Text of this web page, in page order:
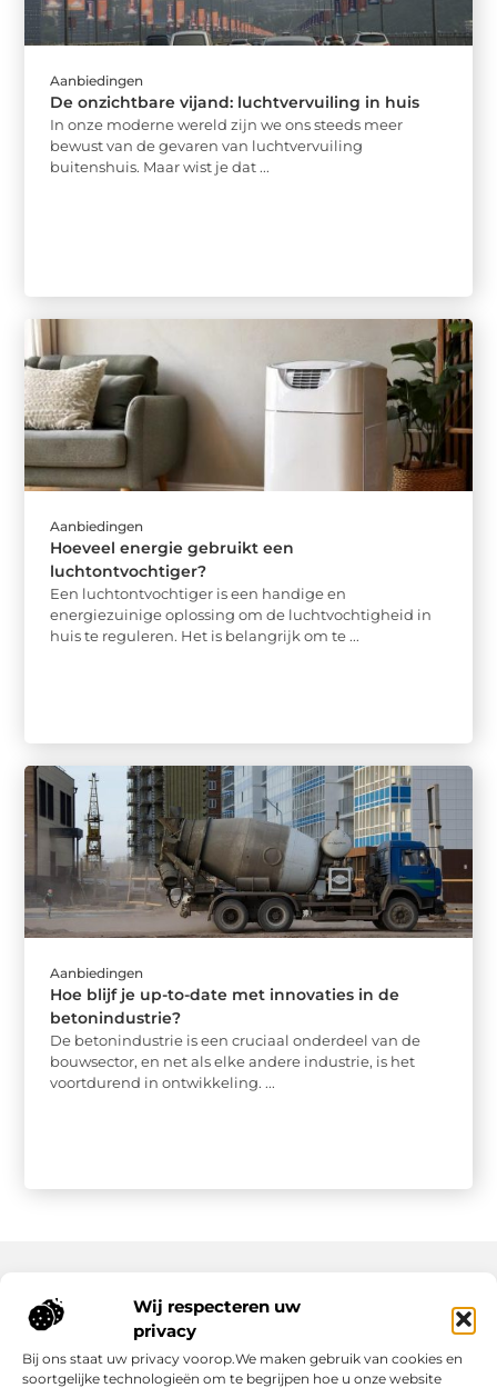
Wij respecteren uw
privacy
Bij ons staat uw privacy voorop.We maken gebruik van cookies en
soortgelijke technologieën om te begrijpen hoe u onze website
Aanbiedingen
De onzichtbare vijand: luchtvervuiling in huis
In onze moderne wereld zijn we ons steeds meer
bewust van de gevaren van luchtvervuiling
buitenshuis. Maar wist je dat ...
Aanbiedingen
Hoeveel energie gebruikt een
luchtontvochtiger?
Een luchtontvochtiger is een handige en
energiezuinige oplossing om de luchtvochtigheid in
huis te reguleren. Het is belangrijk om te ...
Aanbiedingen
Hoe blijf je up-to-date met innovaties in de
betonindustrie?
De betonindustrie is een cruciaal onderdeel van de
bouwsector, en net als elke andere industrie, is het
voortdurend in ontwikkeling. ...
Onze informatie